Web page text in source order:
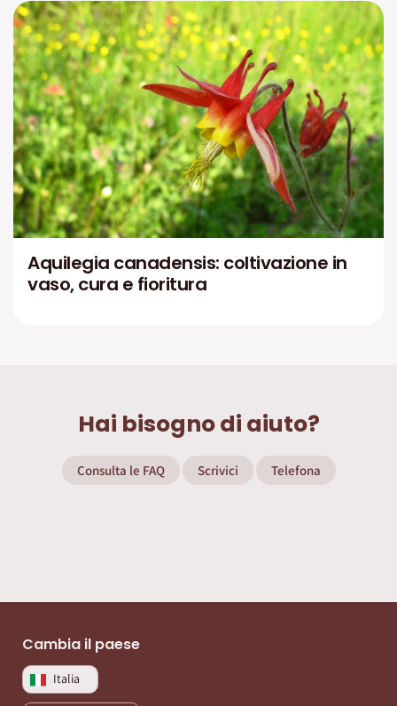
Aquilegia canadensis: coltivazione in
vaso, cura e fioritura
Hai bisogno di aiuto?
Consulta le FAQ Scrivici Telefona
Cambia il paese
Italia